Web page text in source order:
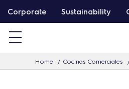
a
Corporate Sustainability
Home Cocinas Comerciales